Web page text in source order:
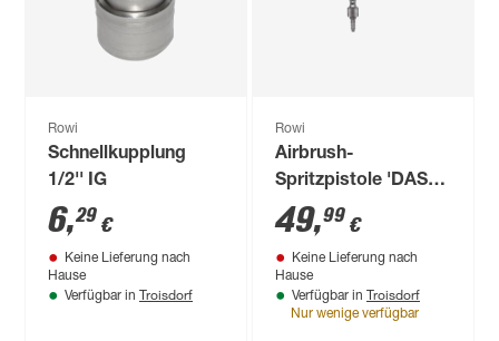
Rowi
Schnellkupplung
1/2'' IG
6,29 €
Keine Lieferung nach
Hause
Verfügbar in Troisdorf
Rowi
Airbrush-
Spritzpistole 'DAS
7/1 DA Double
Action' 45 l/min
49,99 €
Keine Lieferung nach
Hause
Verfügbar in Troisdorf
Nur wenige verfügbar